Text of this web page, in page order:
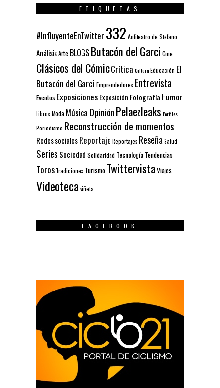
ETIQUETAS
#InfluyenteEnTwitter 332 Anfiteatro de Stefano
AnálisisArte BLOGSButacón del Garci Cine
Clásicos del CómicCrítica CulturaEducación El
Butacón del Garci Emprendedores Entrevista
Eventos ExposicionesExposición Fotografía Humor
Libros Moda Música OpiniónPelaezleaks Perfiles
Periodismo Reconstrucción de momentos
Redes socialesReportaje Reportajes Reseña Salud
Series Sociedad Solidaridad Tecnología Tendencias
Toros Tradiciones Turismo TwittervistaViajes
Videoteca viñeta
FACEBOOK